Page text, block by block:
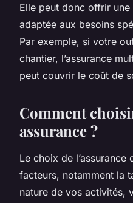
Elle peut donc offrir
adaptée aux besoins
Par exemple, si votre
chantier, l’assurance
peut couvrir le coût de
Comment
assurance ?
Le choix de l’assurance
facteurs, notamment la
nature de vos activités,